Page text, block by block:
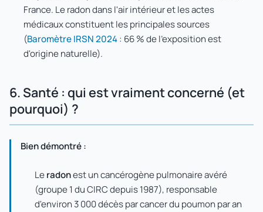
France. Le radon dans l'air intérieur et les actes
médicaux constituent les principales sources
(Baromètre IRSN 2024: 66 % de l'exposition est
d'origine naturelle).
6. Santé : qui est vraiment concerné (et
pourquoi) ?
Bien démontré :
Leradonest un cancérogène pulmonaire avéré
(groupe 1 du CIRC depuis 1987), responsable
d'environ 3 000 décès par cancer du poumon par an